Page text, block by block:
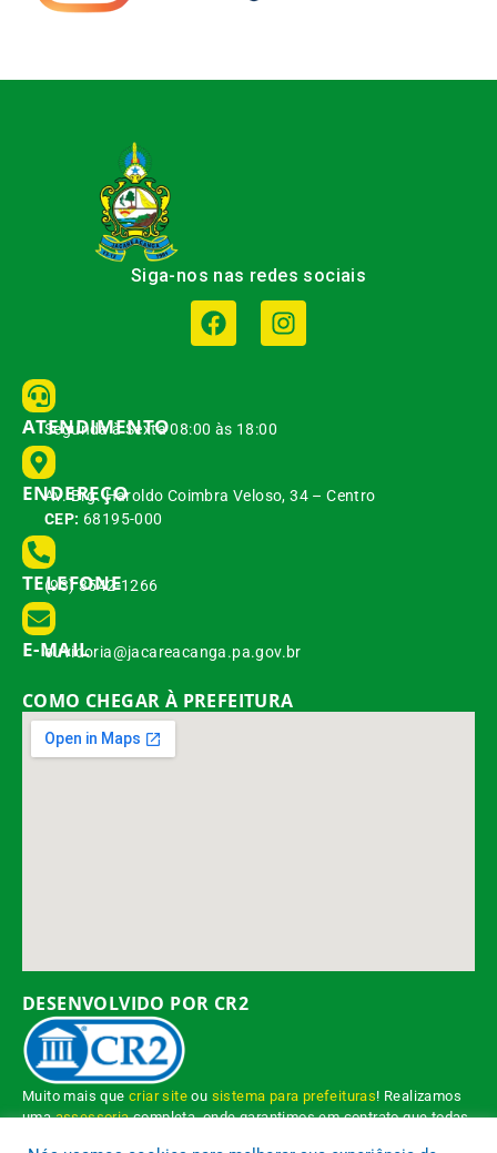
Siga-nos nas redes sociais
ATENDIMENTO
Segunda à Sexta 08:00 às 18:00
ENDEREÇO
Av. Brg. Haroldo Coimbra Veloso, 34 – Centro
CEP: 68195-000
TELEFONE
(93) 3542-1266
E-MAIL
ouvidoria@jacareacanga.pa.gov.br
COMO CHEGAR À PREFEITURA
DESENVOLVIDO POR CR2
Muito mais quecriar site ou sistema para prefeituras! Realizamos
umaassessoriacompleta, onde garantimos em contrato que todas